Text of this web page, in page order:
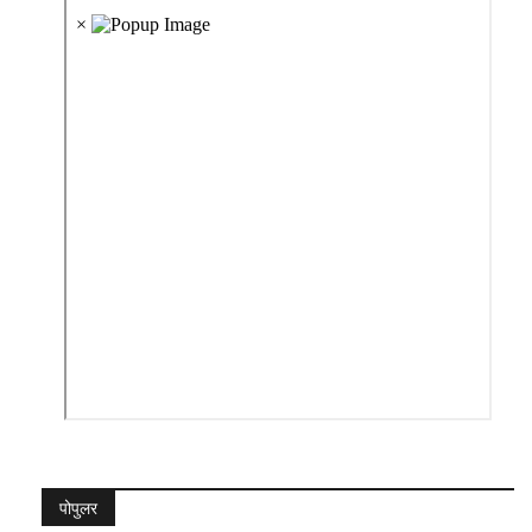
पोपुलर